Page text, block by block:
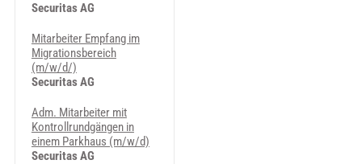
Securitas AG
Mitarbeiter Empfang im
Migrationsbereich
(m/w/d/)
Securitas AG
Adm. Mitarbeiter mit
Kontrollrundgängen in
einem Parkhaus (m/w/d)
Securitas AG